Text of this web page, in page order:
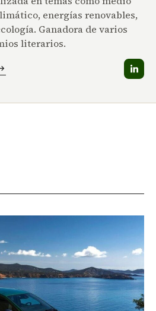
energías renovables,
Ganadora de varios
literarios.